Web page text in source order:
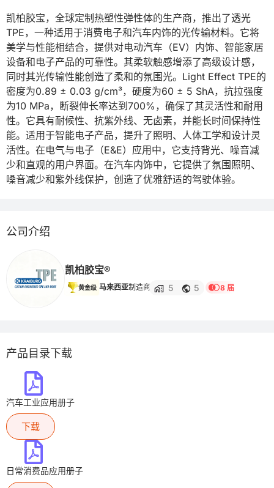
凯柏胶宝，全球定制热塑性弹性体的生产商，推出了透光
TPE，一种适用于消费电子和汽车内饰的光传输材料。它将
美学与性能相结合，提供对电动汽车（EV）内饰、智能家居
设备和电子产品的可靠性。其柔软触感增添了高级设计感，
同时其光传输性能创造了柔和的氛围光。Light Effect TPE的
密度为0.89 ± 0.03 g/cm³，硬度为60 ± 5 ShA，抗拉强度
为10 MPa，断裂伸长率达到700%，确保了其灵活性和耐用
性。它具有耐候性、抗紫外线、无卤素，并能长时间保持性
能。适用于智能电子产品，提升了照明、人体工学和设计灵
活性。在电气与电子（E&E）应用中，它支持背光、噪音减
少和直观的用户界面。在汽车内饰中，它提供了氛围照明、
噪音减少和紫外线保护，创造了优雅舒适的驾驶体验。
公司介绍
凯柏胶宝®
黄金级 马来西亚制造商 5 5 8 届
产品目录下载
汽车工业应用册子
下载
日常消费品应用册子